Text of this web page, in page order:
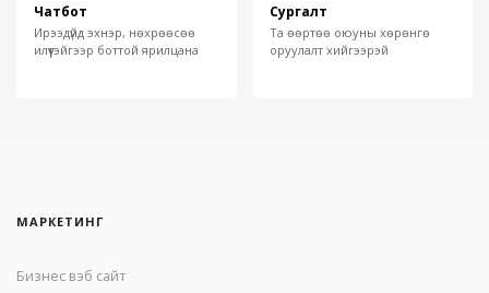
Чатбот
Ирээдүйд эхнэр, нөхрөөсөө
илүүтэйгээр боттой ярилцана
Сургалт
Та өөртөө оюуны хөрөнгө
оруулалт хийгээрэй
МАРКЕТИНГ
Бизнес вэб сайт